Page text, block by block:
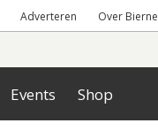
Adverteren Over
Events Shop